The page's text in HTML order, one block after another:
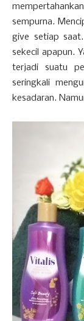
sempurna.
give setiap
sekecil apapun.
terjadi suatu
seringkali
kesadaran.